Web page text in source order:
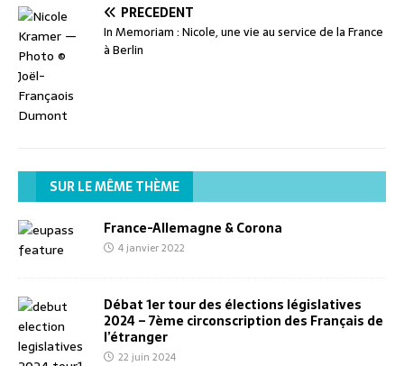
PRÉCÉDENT
In Memoriam : Nicole, une vie au service de la France
à Berlin
SUR LE MÊME THÈME
France-Allemagne & Corona
4 janvier 2022
Débat 1er tour des élections législatives
2024 – 7ème circonscription des Français de
l’étranger
22 juin 2024